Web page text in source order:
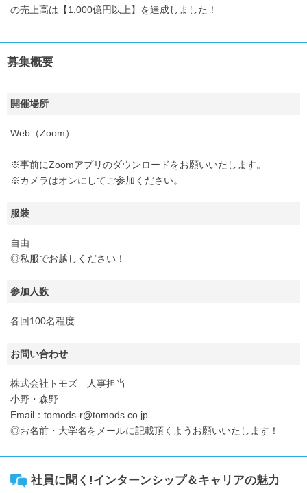
の売上高は【1,000億円以上】を達成しました！
募集概要
開催場所
Web（Zoom）
※事前にZoomアプリのダウンロードをお願いいたします。
※カメラはオンにしてご参加ください。
服装
自由
◎私服でお越しください！
参加人数
各回100名程度
お問い合わせ
株式会社トモズ 人事担当
小野・森野
Email：tomods-r@tomods.co.jp
◎お名前・大学名をメールに記載頂くようお願いいたします！
社員に聞く!インターンシップ＆キャリアの魅力